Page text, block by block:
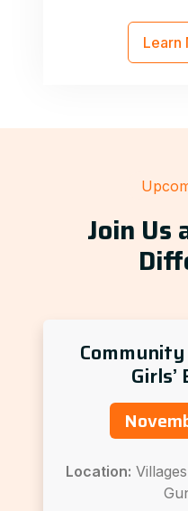
Learn
Join Us
Location: